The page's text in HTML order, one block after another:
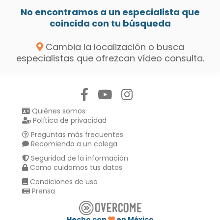
No encontramos a un especialista que
coincida con tu búsqueda
Cambia la localización o busca
especialistas que ofrezcan vídeo consulta.
Quiénes somos
Política de privacidad
Preguntas más frecuentes
Recomienda a un colega
Seguridad de la información
Como cuidamos tus datos
Condiciones de uso
Prensa